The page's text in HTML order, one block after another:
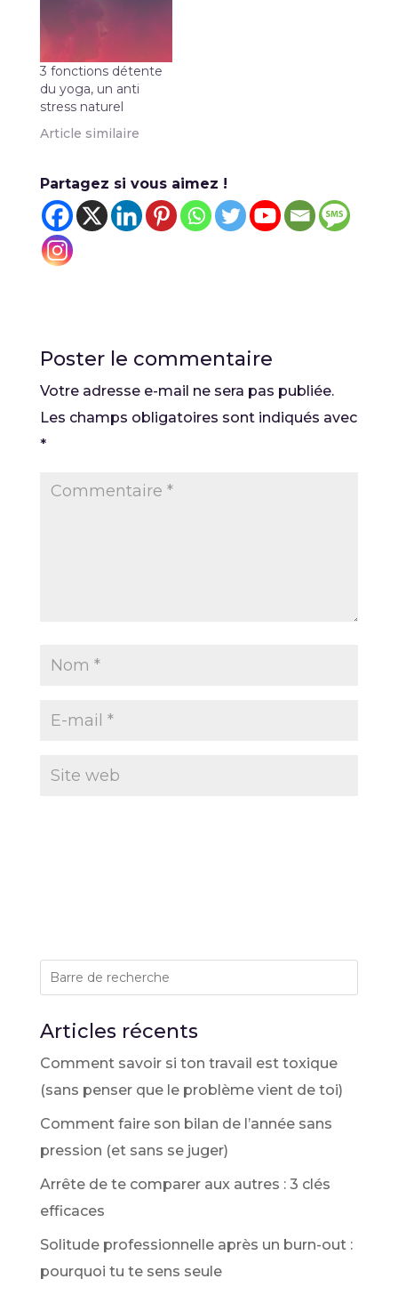
3 fonctions détente
du yoga, un anti
stress naturel
Article similaire
Partagez si vous aimez !
Poster le commentaire
Votre adresse e-mail ne sera pas publiée.
Les champs obligatoires sont indiqués avec
*
Articles récents
Comment savoir si ton travail est toxique
(sans penser que le problème vient de toi)
Comment faire son bilan de l’année sans
pression (et sans se juger)
Arrête de te comparer aux autres : 3 clés
efficaces
Solitude professionnelle après un burn-out :
pourquoi tu te sens seule